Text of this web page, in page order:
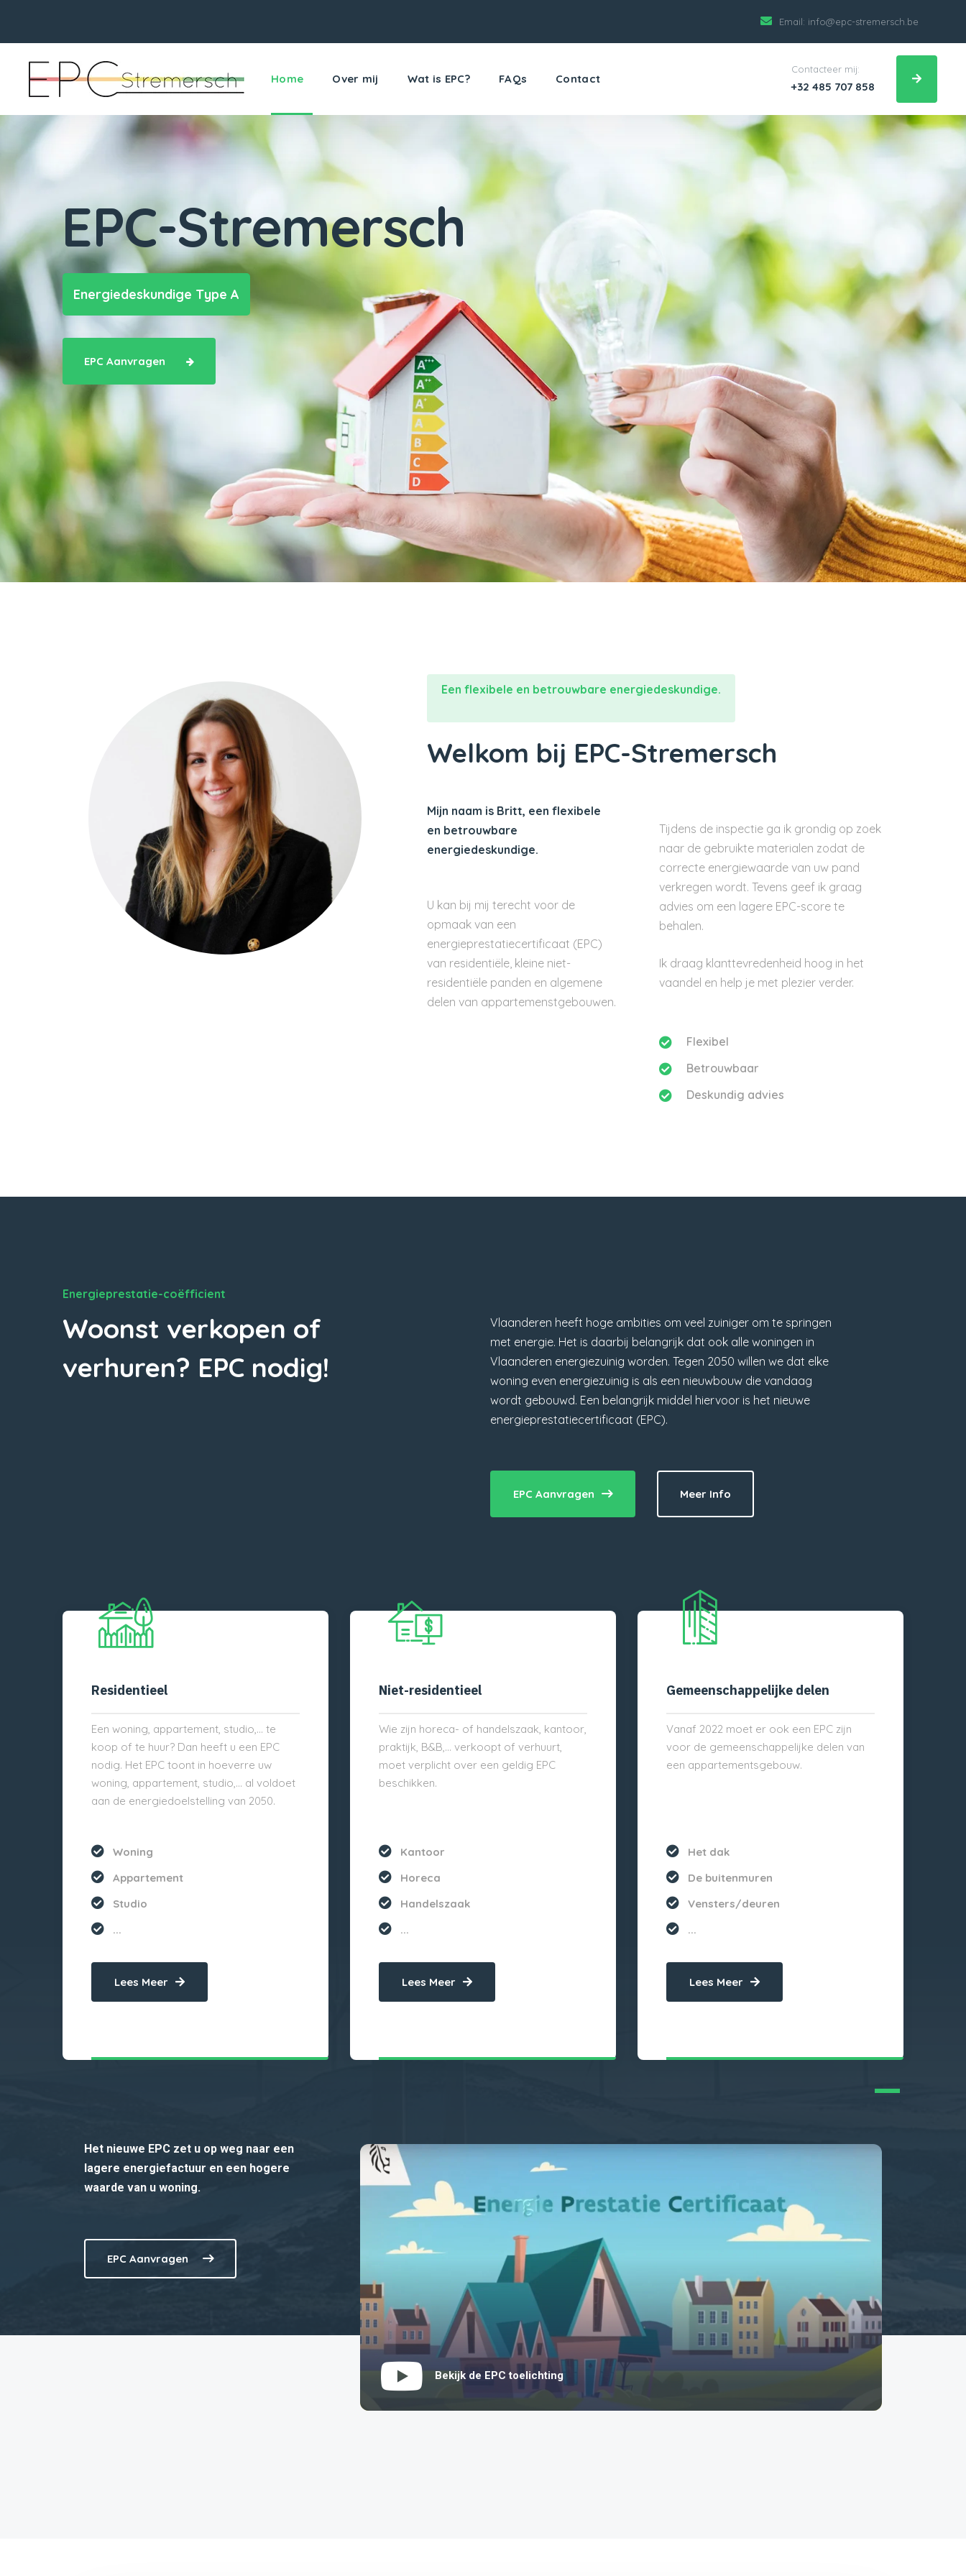
Email: info@epc-stremersch.be
Home Over mij Wat is EPC? FAQs Contact
Contacteer mij:
+32 485 707 858
EPC-Stremersch
Energiedeskundige Type A
EPC Aanvragen
Een flexibele en betrouwbare energiedeskundige.
Welkom bij EPC-Stremersch
Mijn naam is Britt, een flexibele
en betrouwbare
energiedeskundige.
U kan bij mij terecht voor de
opmaak van een
energieprestatiecertificaat (EPC)
van residentiële, kleine niet-
residentiële panden en algemene
delen van appartemenstgebouwen.
Tijdens de inspectie ga ik grondig op zoek
naar de gebruikte materialen zodat de
correcte energiewaarde van uw pand
verkregen wordt. Tevens geef ik graag
advies om een lagere EPC-score te
behalen.
Ik draag klanttevredenheid hoog in het
vaandel en help je met plezier verder.
Flexibel
Betrouwbaar
Deskundig advies
Energieprestatie-coëfficient
Woonst verkopen of
verhuren? EPC nodig!
Vlaanderen heeft hoge ambities om veel zuiniger om te springen
met energie. Het is daarbij belangrijk dat ook alle woningen in
Vlaanderen energiezuinig worden. Tegen 2050 willen we dat elke
woning even energiezuinig is als een nieuwbouw die vandaag
wordt gebouwd. Een belangrijk middel hiervoor is het nieuwe
energieprestatiecertificaat (EPC).
EPC Aanvragen Meer Info
Residentieel
Een woning, appartement, studio,… te
koop of te huur? Dan heeft u een EPC
nodig. Het EPC toont in hoeverre uw
woning, appartement, studio,… al voldoet
aan de energiedoelstelling van 2050.
Woning
Appartement
Studio
...
Lees Meer
Niet-residentieel
Wie zijn horeca- of handelszaak, kantoor,
praktijk, B&B,… verkoopt of verhuurt,
moet verplicht over een geldig EPC
beschikken.
Kantoor
Horeca
Handelszaak
...
Lees Meer
Gemeenschappelijke delen
Vanaf 2022 moet er ook een EPC zijn
voor de gemeenschappelijke delen van
een appartementsgebouw.
Het dak
De buitenmuren
Vensters/deuren
...
Lees Meer
Het nieuwe EPC zet u op weg naar een
lagere energiefactuur en een hogere
waarde van u woning.
EPC Aanvragen
Bekijk de EPC toelichting